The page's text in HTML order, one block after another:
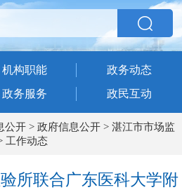
机构职能
政务动态
政务服务 政民互动
公开 > 政府信息公开 > 湛江市市场监
工作动态
所联合广东医科大学附